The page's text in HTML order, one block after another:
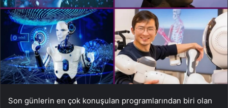
Son günlerin en çok konuşulan programlarından biri olan